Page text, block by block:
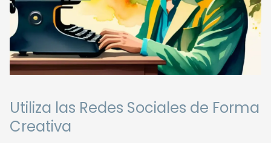
Utiliza las Redes Sociales de Forma
Creativa